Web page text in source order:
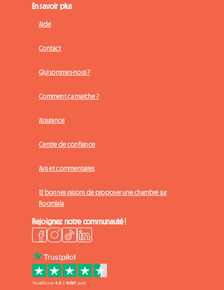
En savoir plus
Aide
Contact
Qui sommes-nous ?
Comment ça marche ?
Assurance
Centre de confiance
Avis et commentaires
12 bonnes raisons de proposer une chambre sur
Roomlala
Rejoignez notre communauté !